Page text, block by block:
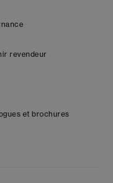
revendeur
et brochures